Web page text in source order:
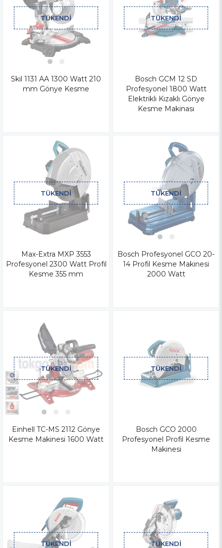
TÜKENDI
Skil 1131 AA 1300 Watt 210
mm Gönye Kesme
TÜKENDI
Bosch GCM 12 SD
Profesyonel 1800 Watt
Elektrikli Kızaklı Gönye
Kesme Makinası
TÜKENDI
Max-Extra MXP 3553
Profesyonel 2300 Watt Profil
Kesme 355 mm
TÜKENDI
Bosch Profesyonel GCO 20-
14 Profil Kesme Makinesi
2000 Watt
TÜKENDI
Einhell TC-MS 2112 Gönye
Kesme Makinesi 1600 Watt
TÜKENDI
Bosch GCO 2000
Profesyonel Profil Kesme
Makinesi
TÜKENDI TÜKENDI